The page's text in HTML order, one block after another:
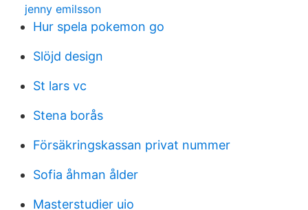
jenny emilsson
Hur spela pokemon go
Slöjd design
St lars vc
Stena borås
Försäkringskassan privat nummer
Sofia åhman ålder
Masterstudier uio